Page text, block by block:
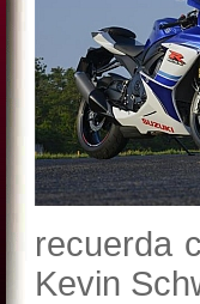
recuerda
Kevin